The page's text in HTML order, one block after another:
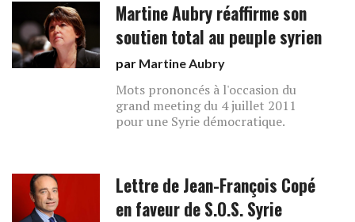
Martine Aubry réaffirme son
soutien total au peuple syrien
par Martine Aubry
Mots prononcés à l'occasion du
grand meeting du 4 juillet 2011
pour une Syrie démocratique.
Lettre de Jean-François Copé
en faveur de S.O.S. Syrie